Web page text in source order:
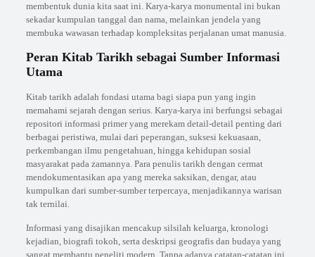
membentuk dunia kita saat ini. Karya-karya monumental ini bukan
sekadar kumpulan tanggal dan nama, melainkan jendela yang
membuka wawasan terhadap kompleksitas perjalanan umat manusia.
Peran Kitab Tarikh sebagai Sumber Informasi
Utama
Kitab tarikh adalah fondasi utama bagi siapa pun yang ingin
memahami sejarah dengan serius. Karya-karya ini berfungsi sebagai
repositori informasi primer yang merekam detail-detail penting dari
berbagai peristiwa, mulai dari peperangan, suksesi kekuasaan,
perkembangan ilmu pengetahuan, hingga kehidupan sosial
masyarakat pada zamannya. Para penulis tarikh dengan cermat
mendokumentasikan apa yang mereka saksikan, dengar, atau
kumpulkan dari sumber-sumber terpercaya, menjadikannya warisan
tak ternilai.
Informasi yang disajikan mencakup silsilah keluarga, kronologi
kejadian, biografi tokoh, serta deskripsi geografis dan budaya yang
sangat membantu peneliti modern. Tanpa adanya catatan-catatan ini,